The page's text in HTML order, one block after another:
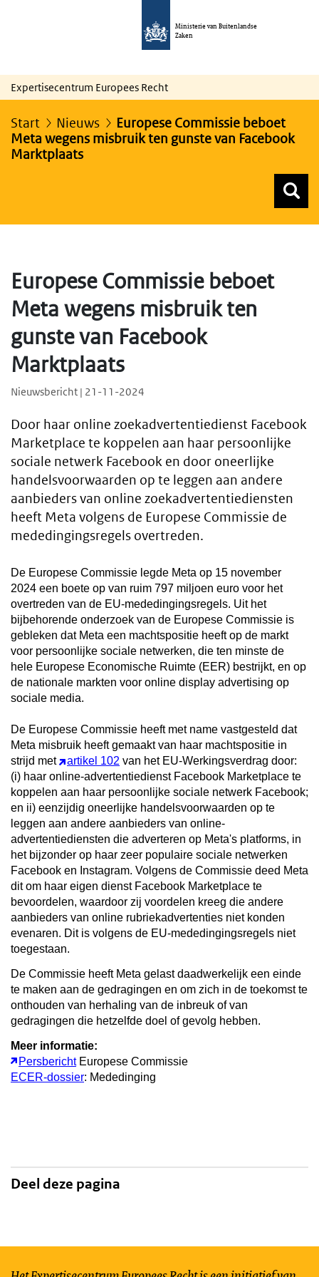
Ministerie van Buitenlandse
Zaken
Expertisecentrum Europees Recht
Start Nieuws
Europese Commissie beboet
Meta wegens misbruik ten gunste van Facebook
Marktplaats
Europese Commissie beboet
Meta wegens misbruik ten
gunste van Facebook
Marktplaats
Nieuwsbericht | 21-11-2024
Door haar online zoekadvertentiedienst Facebook
Marketplace te koppelen aan haar persoonlijke
sociale netwerk Facebook en door oneerlijke
handelsvoorwaarden op te leggen aan andere
aanbieders van online zoekadvertentiediensten
heeft Meta volgens de Europese Commissie de
mededingingsregels overtreden.
De Europese Commissie legde Meta op 15 november
2024 een boete op van ruim 797 miljoen euro voor het
overtreden van de EU-mededingingsregels. Uit het
bijbehorende onderzoek van de Europese Commissie is
gebleken dat Meta een machtspositie heeft op de markt
voor persoonlijke sociale netwerken, die ten minste de
hele Europese Economische Ruimte (EER) bestrijkt, en op
de nationale markten voor online display advertising op
sociale media.
De Europese Commissie heeft met name vastgesteld dat
Meta misbruik heeft gemaakt van haar machtspositie in
strijd met
artikel 102 van het EU-Werkingsverdrag door:
(i) haar online-advertentiedienst Facebook Marketplace te
koppelen aan haar persoonlijke sociale netwerk Facebook;
en ii) eenzijdig oneerlijke handelsvoorwaarden op te
leggen aan andere aanbieders van online-
advertentiediensten die adverteren op Meta's platforms, in
het bijzonder op haar zeer populaire sociale netwerken
Facebook en Instagram. Volgens de Commissie deed Meta
dit om haar eigen dienst Facebook Marketplace te
bevoordelen, waardoor zij voordelen kreeg die andere
aanbieders van online rubriekadvertenties niet konden
evenaren. Dit is volgens de EU-mededingingsregels niet
toegestaan.
De Commissie heeft Meta gelast daadwerkelijk een einde
te maken aan de gedragingen en om zich in de toekomst te
onthouden van herhaling van de inbreuk of van
gedragingen die hetzelfde doel of gevolg hebben.
Meer informatie:
PersberichtEuropese Commissie
ECER-dossier: Mededinging
Deel deze pagina